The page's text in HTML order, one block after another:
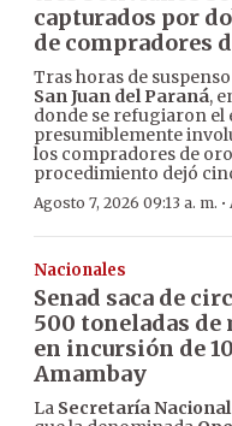
capturados por
de compradores
Tras horas de
San Juan del Paraná,
donde se refugiaron el
presumiblemente
los compradores de
procedimiento dejó
Agosto 7, 2026 09:13 a. m. ·
Nacionales
Senad saca de
500 toneladas de
en incursión de
Amambay
La Secretaría